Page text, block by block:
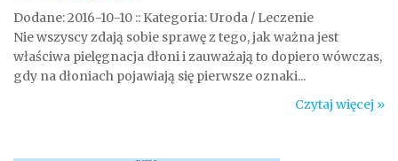
Dodane: 2016-10-10 :: Kategoria: Uroda / Leczenie
Nie wszyscy zdają sobie sprawę z tego, jak ważna jest
właściwa pielęgnacja dłoni i zauważają to dopiero wówczas,
gdy na dłoniach pojawiają się pierwsze oznaki...
Czytaj więcej »